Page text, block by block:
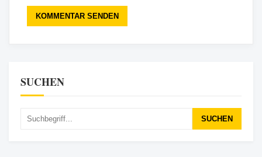
KOMMENTAR SENDEN
SUCHEN
SUCHEN